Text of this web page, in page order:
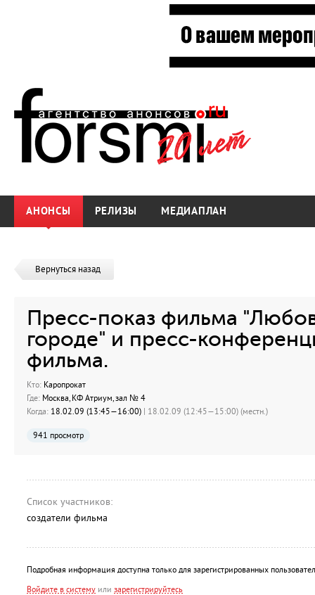
АНОНСЫ РЕЛИЗЫ МЕДИАПЛАН
Вернуться назад
Пресс-показ фильма
городе" и пресс-
фильма.
Кто: Каропрокат
Где: Москва, КФ Атриум, зал № 4
Когда: 18.02.09 (13:45—16:00) | 18.02.09 (12:45—15:00) (местн.)
941 просмотр
Список участников:
создатели фильма
Подробная информация доступна только для зарегистрированных
Войдите в систему или зарегистрируйтесь